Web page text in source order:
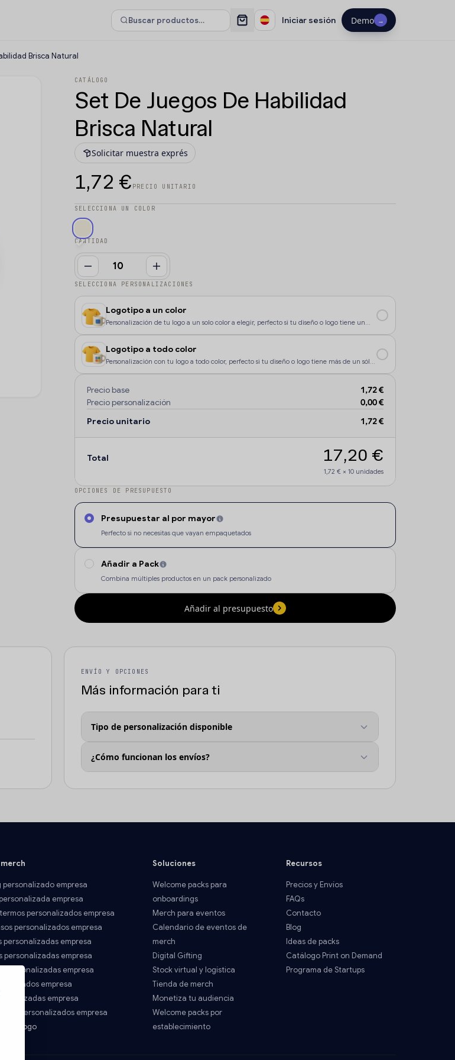
Iniciar sesión Demo →
Brisca Natural
CATÁLOGO
Set De Juegos De Habilidad
Brisca Natural
Solicitar muestra exprés
1,72 € PRECIO UNITARIO
SELECCIONA UN COLOR
CANTIDAD
SELECCIONA PERSONALIZACIONES
Logotipo a un color
Personalización de tu logo a un solo color a elegir, perfecto si tu diseño o logo tiene un
Logotipo a todo color
Personalización con tu logo a todo color, perfecto si tu diseño o logo tiene más de un sólo
Precio base
1,72 €
Precio personalización
0,00 €
Precio unitario
1,72 €
Total 17,20 €
1,72 € × 10 unidades
OPCIONES DE PRESUPUESTO
Presupuestar al por mayor
Perfecto si no necesitas que vayan empaquetados
Añadir a Pack
Combina múltiples productos en un pack personalizado
Añadir al presupuesto
ENVÍO Y OPCIONES
Más información para ti
Tipo de personalización disponible
¿Cómo funcionan los envíos?
personalizado empresa
empresa
personalizados empresa
personalizados empresa
personalizadas empresa
personalizadas empresa
personalizadas empresa
empresa
empresa
personalizados empresa
catálogo
Soluciones
Welcome packs para
onboardings
Merch para eventos
Calendario de eventos de
merch
Digital Gifting
Stock virtual y logística
Tienda de merch
Monetiza tu audiencia
Welcome packs por
establecimiento
Recursos
Precios y Envíos
FAQs
Contacto
Blog
Ideas de packs
Catálogo Print on Demand
Programa de Startups